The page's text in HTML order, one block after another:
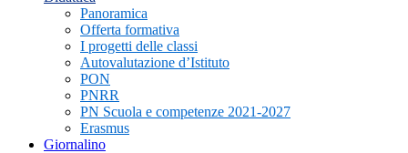
Panoramica
Offerta formativa
I progetti delle classi
Autovalutazione d’Istituto
PON
PNRR
PN Scuola e competenze 2021-2027
Erasmus
Giornalino